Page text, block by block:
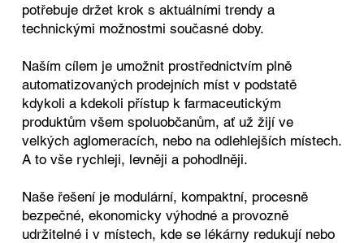
potřebuje držet krok s aktuálními trendy a
technickými možnostmi současné doby.
Naším cílem je umožnit prostřednictvím plně
automatizovaných prodejních míst v podstatě
kdykoli a kdekoli přístup k farmaceutickým
produktům všem spoluobčanům, ať už žijí ve
velkých aglomeracích, nebo na odlehlejších místech.
A to vše rychleji, levněji a pohodlněji.
Naše řešení je modulární, kompaktní, procesně
bezpečné, ekonomicky výhodné a provozně
udržitelné i v místech, kde se lékárny redukují nebo